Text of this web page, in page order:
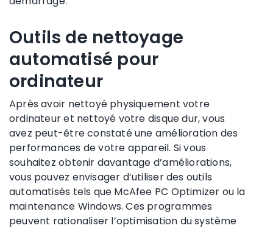
Outils de nettoyage
automatisé pour
ordinateur
Après avoir nettoyé physiquement votre
ordinateur et nettoyé votre disque dur, vous
avez peut-être constaté une amélioration des
performances de votre appareil. Si vous
souhaitez obtenir davantage d’améliorations,
vous pouvez envisager d’utiliser des outils
automatisés tels que McAfee PC Optimizer ou la
maintenance Windows. Ces programmes
peuvent rationaliser l’optimisation du système